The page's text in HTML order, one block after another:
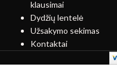
klausimai
Dydžių lentelė
Užsakymo sekimas
Kontaktai